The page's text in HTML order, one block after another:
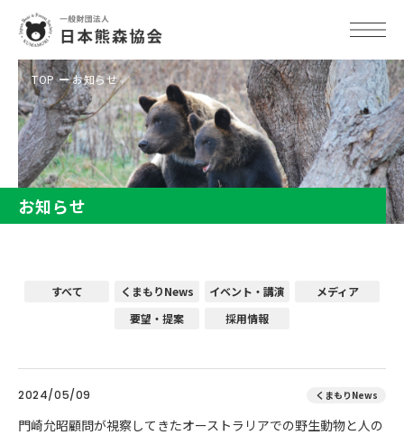
TOP お知らせ
お知らせ
すべて くまもりNews イベント・講演
メディア
要望・提案
採用情報
2024/05/09 くまもりNews
門崎允昭顧問が視察してきたオーストラリアでの野生動物と人の